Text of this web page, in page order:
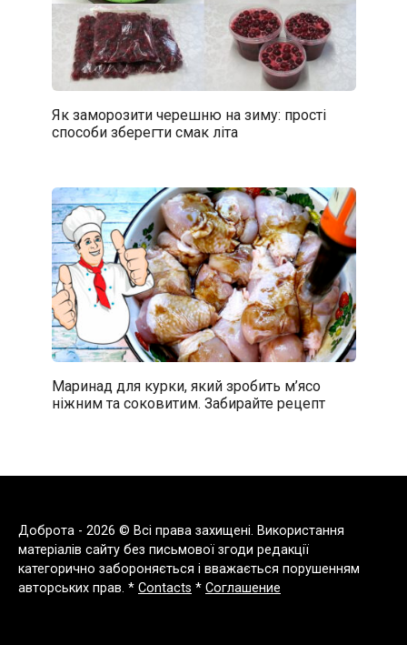
Як заморозити черешню на зиму: прості
способи зберегти смак літа
Маринад для курки, який зробить м’ясо
ніжним та соковитим. Забирайте рецепт
Доброта - 2026 © Всі права захищені. Використання
матеріалів сайту без письмової згоди редакції
категорично забороняється і вважається порушенням
авторських прав. * Contacts * Соглашение